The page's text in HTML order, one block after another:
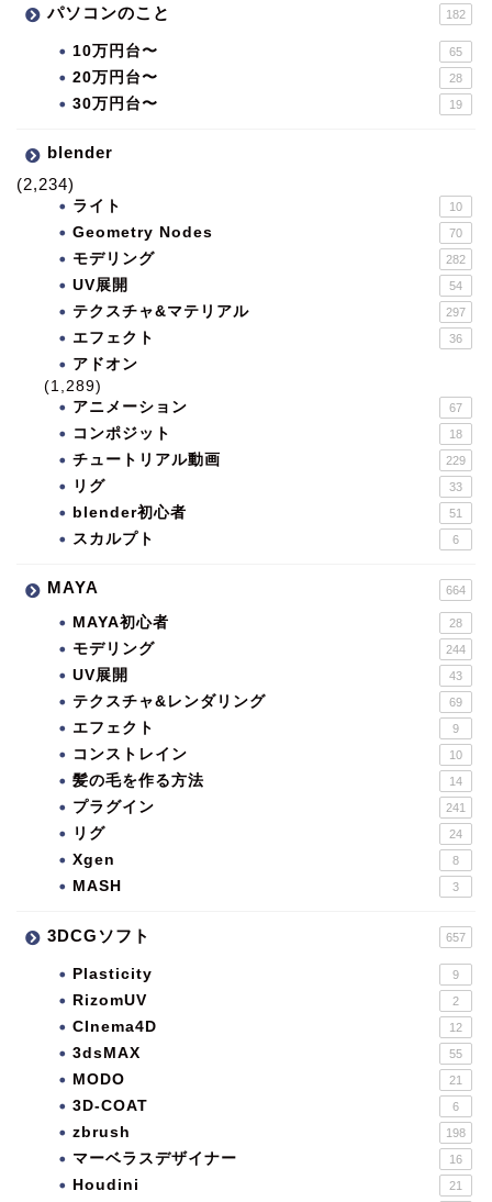
パソコンのこと 182
10万円台〜 65
20万円台〜 28
30万円台〜 19
blender
(2,234)
ライト 10
Geometry Nodes 70
モデリング 282
UV展開 54
テクスチャ&マテリアル 297
エフェクト 36
アドオン
(1,289)
アニメーション
67
コンポジット 18
チュートリアル動画 229
リグ 33
blender初心者 51
スカルプト 6
MAYA 664
MAYA初心者 28
モデリング 244
UV展開 43
テクスチャ&レンダリング 69
エフェクト 9
コンストレイン 10
髪の毛を作る方法 14
プラグイン 241
リグ 24
Xgen 8
MASH 3
3DCGソフト 657
Plasticity 9
RizomUV 2
CInema4D 12
3dsMAX 55
MODO 21
3D-COAT 6
zbrush 198
マーベラスデザイナー 16
Houdini 21